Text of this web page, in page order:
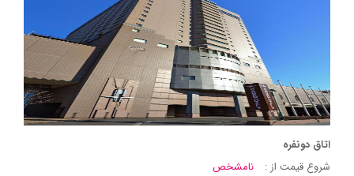
اتاق دونفره
شروع قیمت از :
نامشخص